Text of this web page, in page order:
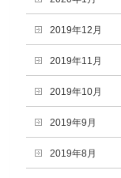
2019年12月
2019年11月
2019年10月
2019年9月
2019年8月